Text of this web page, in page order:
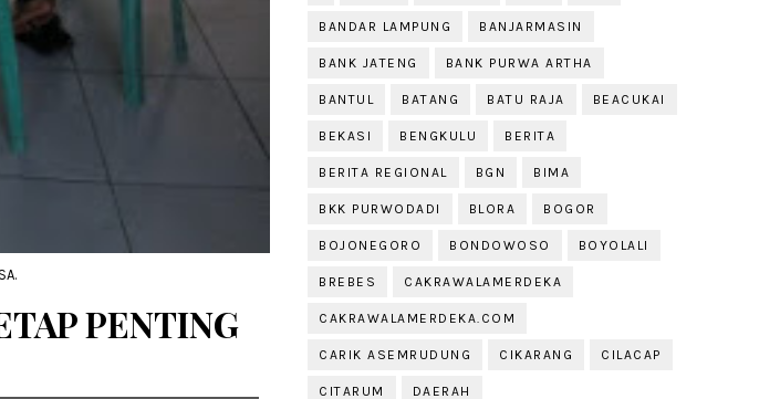
PENTING
BANDAR LAMPUNG BANJARMASIN
BANK JATENG BANK PURWA ARTHA
BANTUL BATANG BATU RAJA BEACUKAI
BEKASI BENGKULU BERITA
BERITA REGIONAL BGN BIMA
BKK PURWODADI BLORA BOGOR
BOJONEGORO BONDOWOSO BOYOLALI
BREBES CAKRAWALAMERDEKA
CAKRAWALAMERDEKA.COM
CARIK ASEMRUDUNG CIKARANG CILACAP
CITARUM DAERAH